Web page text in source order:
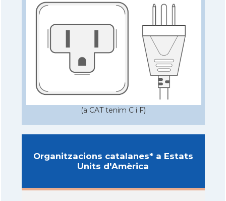
(a CAT tenim C i F)
Organitzacions catalanes* a Estats
Units d'Amèrica